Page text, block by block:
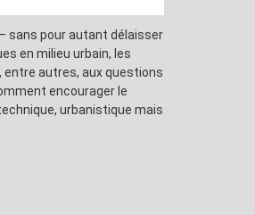
sans pour autant délaisser
en milieu urbain, les
autres, aux questions
encourager le
urbanistique mais